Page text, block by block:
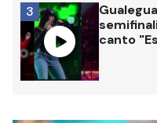
canto
3